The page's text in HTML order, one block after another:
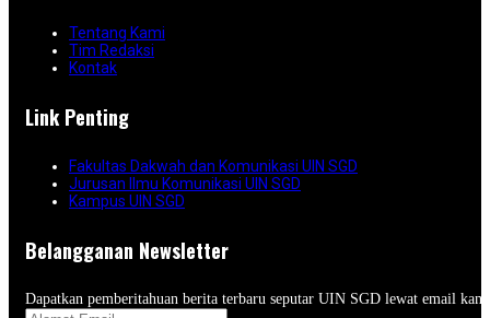
Tentang Kami
Tim Redaksi
Kontak
Link Penting
Fakultas Dakwah dan Komunikasi UIN SGD
Jurusan Ilmu Komunikasi UIN SGD
Kampus UIN SGD
Belangganan Newsletter
Dapatkan pemberitahuan berita terbaru seputar UIN SGD lewat email